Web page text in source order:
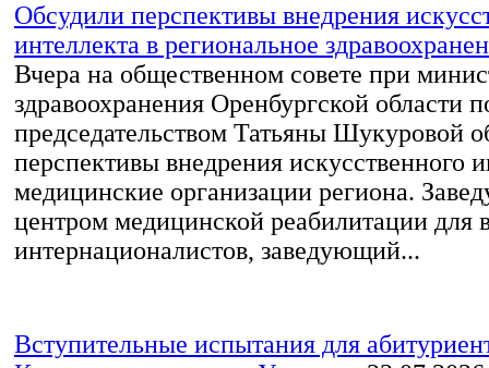
Обсудили перспективы внедрения
интеллекта в региональное
Вчера на общественном совете при
здравоохранения Оренбургской области
председательством Татьяны Шукуровой
перспективы внедрения искусственного
медицинские организации региона.
центром медицинской реабилитации для
интернационалистов, заведующий...
Вступительные испытания для